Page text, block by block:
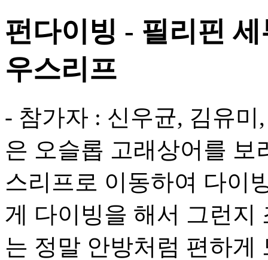
펀다이빙 - 필리핀
우스리프
- 참가자 : 신우균, 김유
은 오슬롭 고래상어를 보
스리프로 이동하여 다이
게 다이빙을 해서 그런지
는 정말 안방처럼 편하게